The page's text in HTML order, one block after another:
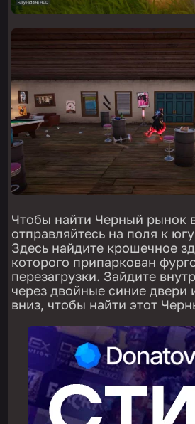
Чтобы найти Черный рынок
отправляйтесь на поля к
Здесь найдите крошечное
которого припаркован
перезагрузки. Зайдите
через двойные синие двери
вниз, чтобы найти этот